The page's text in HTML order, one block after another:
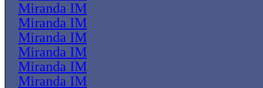
Miranda IM
Miranda IM
Miranda IM
Miranda IM
Miranda IM
Miranda IM